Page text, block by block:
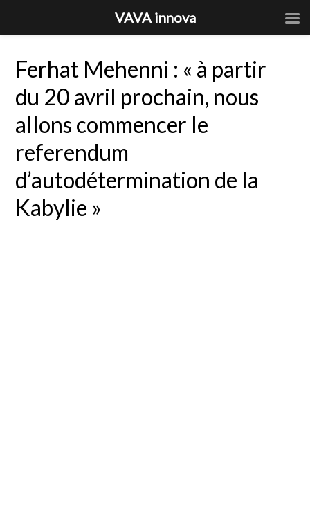
Ferhat Mehenni : « à partir
du 20 avril prochain, nous
allons commencer le
referendum
d’autodétermination de la
Kabylie »
VAVA innova